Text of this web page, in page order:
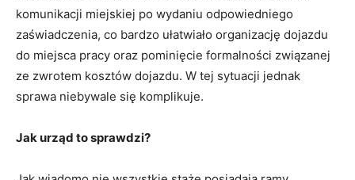
komunikacji miejskiej po wydaniu odpowiedniego
zaświadczenia, co bardzo ułatwiało organizację dojazdu
do miejsca pracy oraz pominięcie formalności związanej
ze zwrotem kosztów dojazdu. W tej sytuacji jednak
sprawa niebywale się komplikuje.
Jak urząd to sprawdzi?